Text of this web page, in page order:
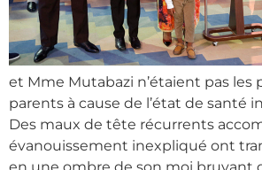
et Mme Mutabazi n’étaient pas les
parents à cause de l’état de santé
Des maux de tête récurrents
évanouissement inexpliqué ont